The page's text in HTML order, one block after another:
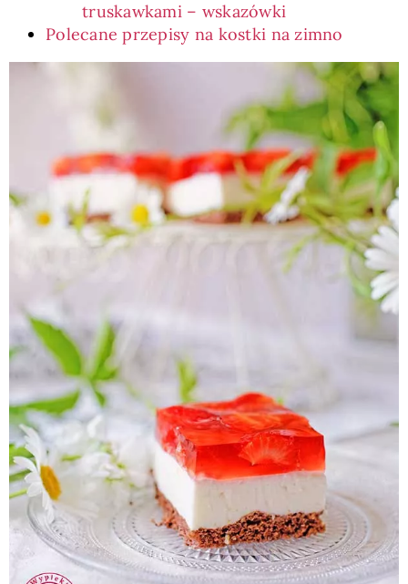
truskawkami – wskazówki
Polecane przepisy na kostki na zimno